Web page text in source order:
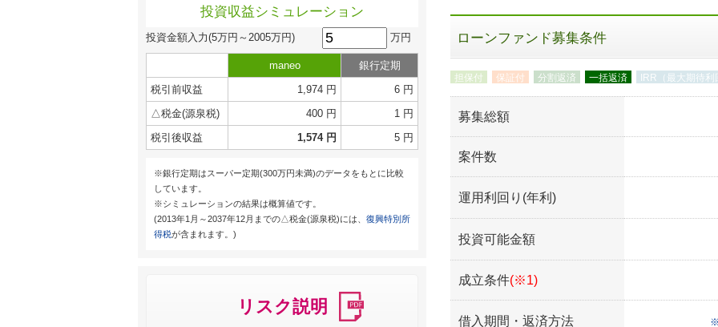
投資収益シミュレーション
投資金額入力(5万円～2005万円) 万円
maneo
銀行定期
税引前収益
1,974 円
6 円
△税金(源泉税)
400 円
1 円
税引後収益
1,574 円 5 円
※銀行定期はスーパー定期(300万円未満)のデータをもとに比較
しています。
※シミュレーションの結果は概算値です。
(2013年1月～2037年12月までの△税金(源泉税)には、 復興特別所
得税が含まれます。)
リスク説明
ローンファンド募集条件
担保付 保証付 分割返済 一括返済 IRR（最大期待利
募集総額
案件数
運用利回り(年利)
投資可能金額
成立条件(※1)
借入期間・返済方法 ※